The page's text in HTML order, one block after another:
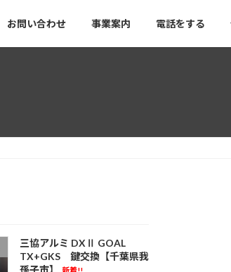
お問い合わせ 事業案内 電話をする
三協アルミ DXⅡ GOAL
TX+GKS 鍵交換【千葉県我